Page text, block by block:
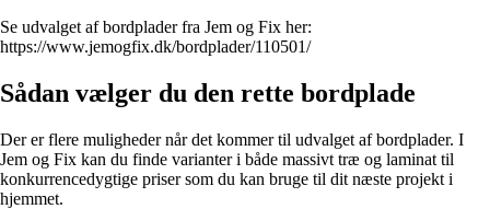
Se udvalget af bordplader fra Jem og Fix her:
https://www.jemogfix.dk/bordplader/110501/
Sådan vælger du den rette bordplade
Der er flere muligheder når det kommer til udvalget af bordplader. I
Jem og Fix kan du finde varianter i både massivt træ og laminat til
konkurrencedygtige priser som du kan bruge til dit næste projekt i
hjemmet.